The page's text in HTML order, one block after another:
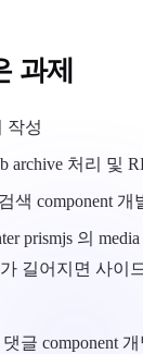
과제
작성
archive 처리 및
색 component 개
prismjs 의
길어지면 사이
글 component